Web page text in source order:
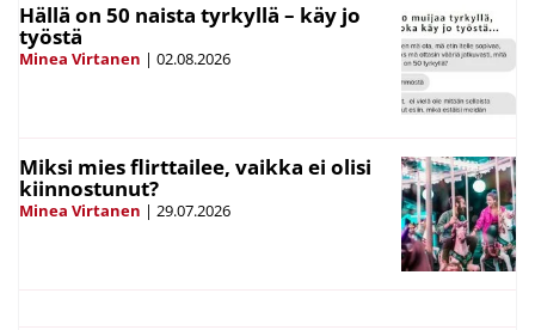
Hällä on 50 naista tyrkyllä – käy jo
työstä
Minea Virtanen | 02.08.2026
Miksi mies flirttailee, vaikka ei olisi
kiinnostunut?
Minea Virtanen | 29.07.2026